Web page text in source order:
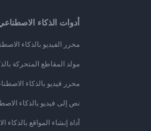
أدوات الذكاء
محرر الفيديو بالذكاء
مولد المقاطع المتحركة
محرر فيديو بالذكاء
نص إلى فيديو بالذكاء
أداة إنشاء المواقع بالذكاء